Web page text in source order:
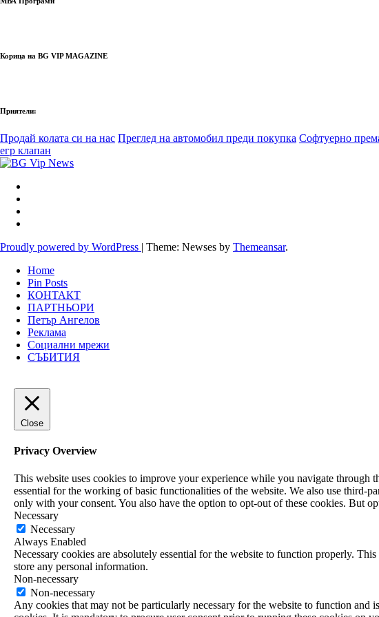
Корица на BG VIP MAGAZINE
Приятели:
Продай колата си на нас Преглед на автомобил преди покупка Софтуерно
егр клапан
Proudly powered by WordPress | Theme: Newses by Themeansar.
Home
Pin Posts
КОНТАКТ
ПАРТНЬОРИ
Петър Ангелов
Реклама
Социални мрежи
СЪБИТИЯ
Close
Privacy Overview
This website uses cookies to improve your experience while you navigate through
essential for the working of basic functionalities of the website. We also use third-
only with your consent. You also have the option to opt-out of these cookies. But
Necessary
Necessary
Always Enabled
Necessary cookies are absolutely essential for the website to function properly.
store any personal information.
Non-necessary
Non-necessary
Any cookies that may not be particularly necessary for the website to function and